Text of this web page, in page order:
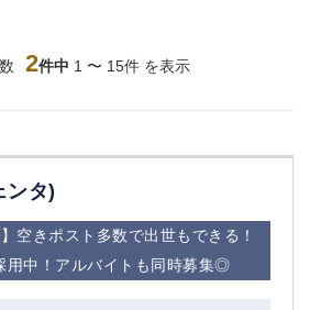
2件中 1 〜 15件 を表示
ンタ)
空きポスト多数で出世もできる！
用中！アルバイトも同時募集◎
恵比寿
北千住
大山
品川